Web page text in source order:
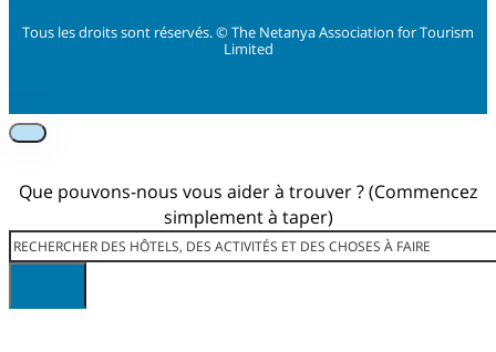
Tous les droits sont réservés. © The Netanya Association for Tourism
Limited
Que pouvons-nous vous aider à trouver ? (Commencez
simplement à taper)
Rechercher